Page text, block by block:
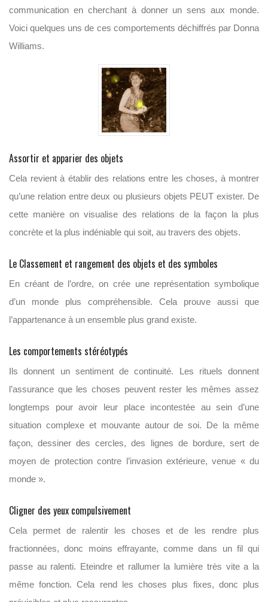
communication en cherchant à donner un sens aux monde.
Voici quelques uns de ces comportements déchiffrés par Donna
Williams.
Assortir et apparier des objets
Cela revient à établir des relations entre les choses, à montrer
qu’une relation entre deux ou plusieurs objets PEUT exister. De
cette manière on visualise des relations de la façon la plus
concrète et la plus indéniable qui soit, au travers des objets.
Le Classement et rangement des objets et des symboles
En créant de l’ordre, on crée une représentation symbolique
d’un monde plus compréhensible. Cela prouve aussi que
l’appartenance à un ensemble plus grand existe.
Les comportements stéréotypés
Ils donnent un sentiment de continuité. Les rituels donnent
l’assurance que les choses peuvent rester les mêmes assez
longtemps pour avoir leur place incontestée au sein d’une
situation complexe et mouvante autour de soi. De la même
façon, dessiner des cercles, des lignes de bordure, sert de
moyen de protection contre l’invasion extérieure, venue « du
monde ».
Cligner des yeux compulsivement
Cela permet de ralentir les choses et de les rendre plus
fractionnées, donc moins effrayante, comme dans un fil qui
passe au ralenti. Eteindre et rallumer la lumière très vite a la
même fonction. Cela rend les choses plus fixes, donc plus